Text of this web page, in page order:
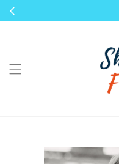
顧客享有